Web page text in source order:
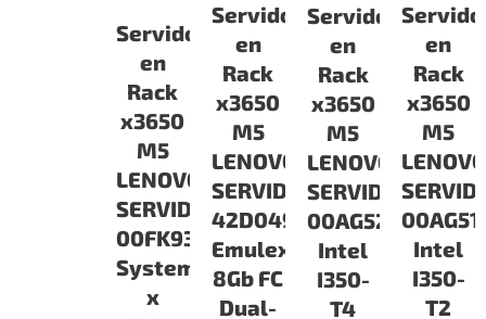
Servidor
en
Rack
x3650
M5
LENOVO
SERVIDORES
00FK932
System
x
Servidor
en
Rack
x3650
M5
LENOVO
SERVIDORES
42D0494
Emulex
8Gb FC
Dual-
Servidor
en
Rack
x3650
M5
LENOVO
SERVIDORES
00AG520
Intel
I350-
T4
en
Rack
x3650
M5
Intel
I350-
T2